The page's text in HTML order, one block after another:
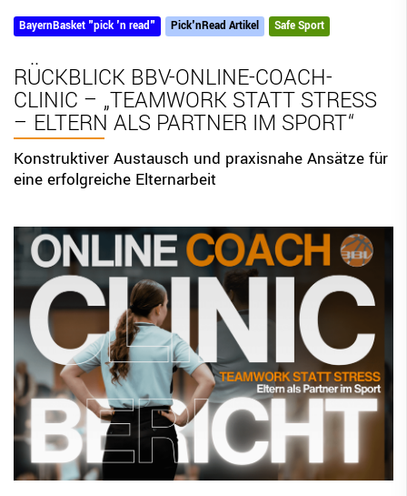
BayernBasket "pick 'n read" Pick'nRead Artikel Safe Sport
RÜCKBLICK BBV-ONLINE-COACH-
CLINIC – „TEAMWORK STATT STRESS
– ELTERN ALS PARTNER IM SPORT“
Konstruktiver Austausch und praxisnahe Ansätze für
eine erfolgreiche Elternarbeit
BBV Links
DIGITAL SCORE SHEET
STRUKTURREFORM